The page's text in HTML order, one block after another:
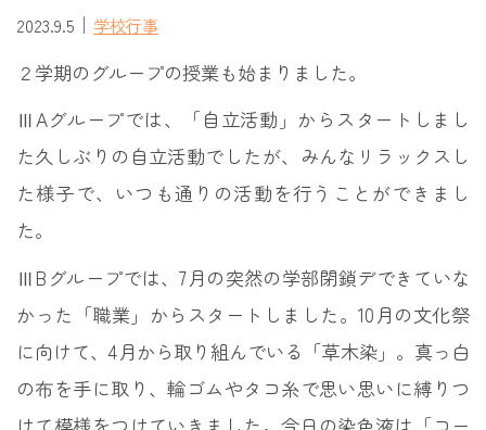
2023.9.5 ｜ 学校行事
２学期のグループの授業も始まりました。
ⅢAグループでは、「自立活動」からスタートしまし
た久しぶりの自立活動でしたが、みんなリラックスし
た様子で、いつも通りの活動を行うことができまし
た。
ⅢBグループでは、7月の突然の学部閉鎖デできていな
かった「職業」からスタートしました。10月の文化祭
に向けて、4月から取り組んでいる「草木染」。真っ白
の布を手に取り、輪ゴムやタコ糸で思い思いに縛りつ